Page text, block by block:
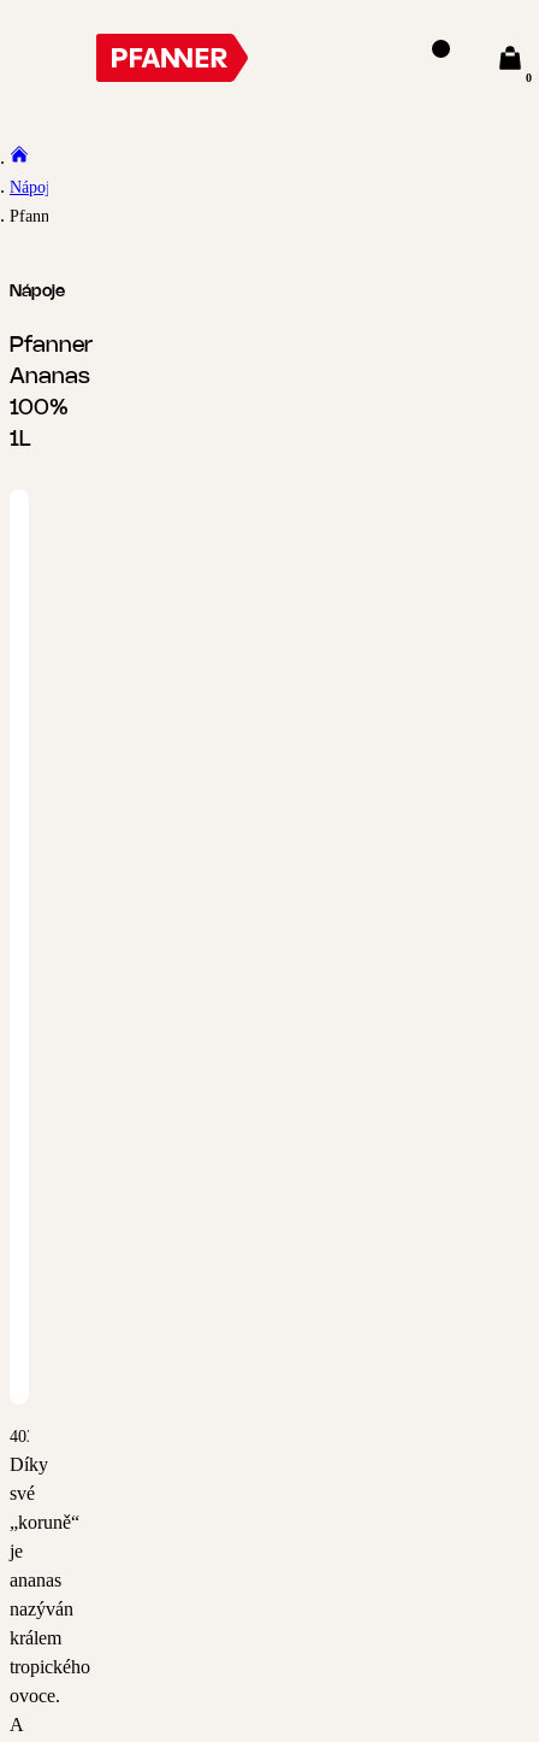
0
Nápoje
Pfanner Ananas 100% 1L
Nápoje
Pfanner
Ananas
100%
1L
4031
Díky
své
„koruně“
je
ananas
nazýván
králem
tropického
ovoce.
A